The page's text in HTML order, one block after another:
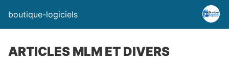
boutique-logiciels
ARTICLES MLM ET DIVERS